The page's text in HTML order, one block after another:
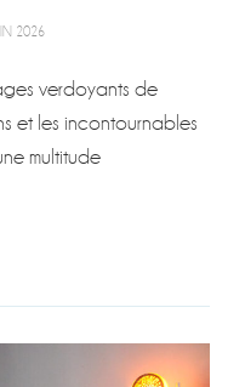
2026
verdoyants de
et les incontournables
multitude